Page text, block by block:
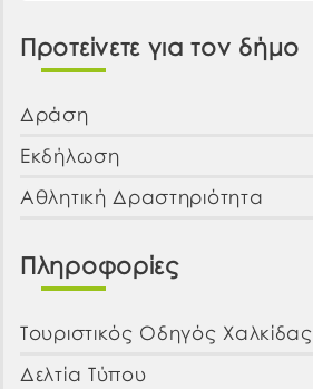
Προτείνετε για τον δήμο
Δράση
Εκδήλωση
Αθλητική Δραστηριότητα
Πληροφορίες
Τουριστικός Οδηγός Χαλκίδας
Δελτία Τύπου